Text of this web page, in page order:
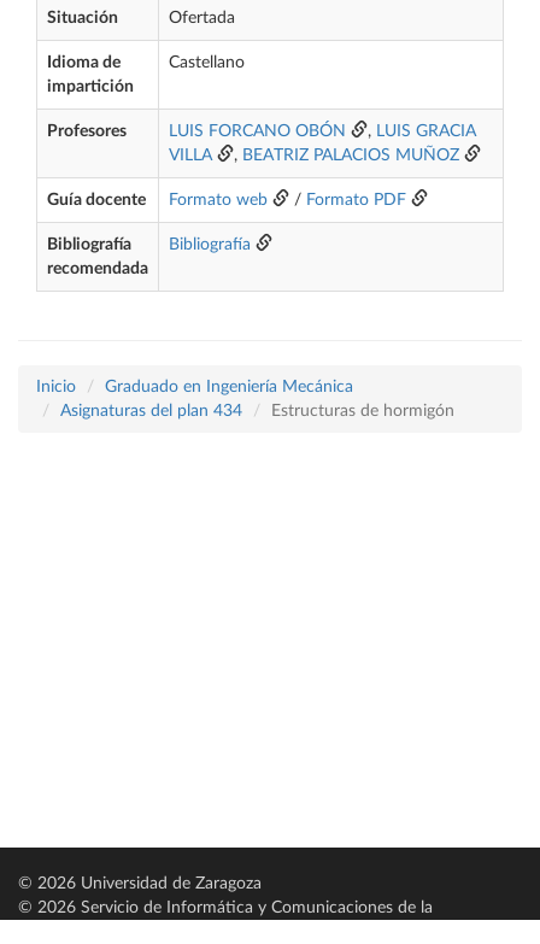
Situación Ofertada
Idioma de
impartición
Castellano
Profesores LUIS FORCANO OBÓN , LUIS GRACIA
VILLA
, BEATRIZ PALACIOS MUÑOZ
Guía docente Formato web / Formato PDF
Bibliografía
recomendada
Bibliografía
Inicio
Graduado en Ingeniería Mecánica
Asignaturas del plan 434
Estructuras de hormigón
© 2026 Universidad de Zaragoza
© 2026 Servicio de Informática y Comunicaciones de la